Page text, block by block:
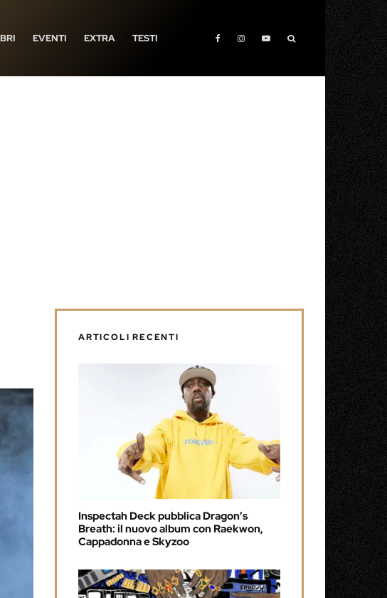
EVENTI EXTRA TESTI
ARTICOLI RECENTI
Inspectah Deck pubblica Dragon’s
Breath: il nuovo album con Raekwon,
Cappadonna e Skyzoo